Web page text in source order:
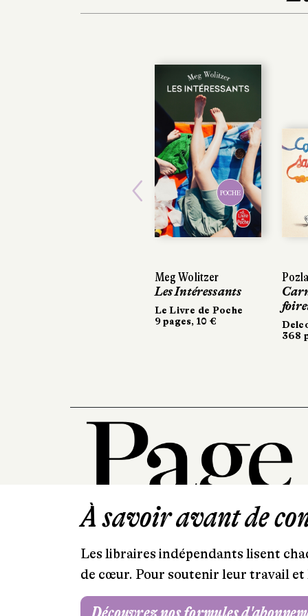
POCHE
Pozla
Carnet de santé
foireuse
Delcourt
Pozla
Carnet de santé
foireuse
Delcourt
Previous
À savoir avant de
Les libraires indépendants lisent
de cœur. Pour soutenir leur travail